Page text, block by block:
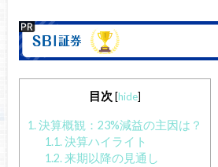
目次 [hide]
1.決算概観：23%減益の主因は？
1.1.決算ハイライト
1.2.来期以降の見通し